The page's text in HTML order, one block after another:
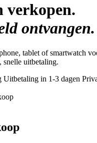
verkopen.
ontvangen.
tablet of smartwatch
snelle uitbetaling.
Uitbetaling in 1-3 dagen